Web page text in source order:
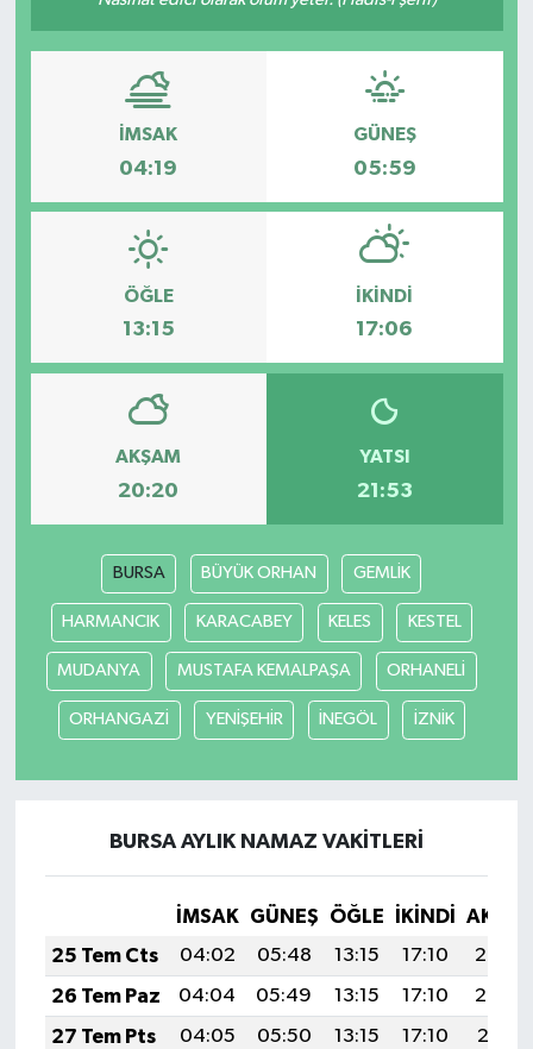
İMSAK
04:19
GÜNEŞ
05:59
ÖĞLE
13:15
İKINDI
17:06
AKŞAM
20:20
YATSI
21:53
BURSA BÜYÜK ORHAN GEMLİK
HARMANCIK KARACABEY KELES KESTEL
MUDANYA MUSTAFA KEMALPAŞA ORHANELİ
ORHANGAZİ YENİŞEHİR İNEGÖL İZNİK
BURSA AYLIK NAMAZ VAKITLERI
İMSAK GÜNEŞ ÖĞLE İKINDI
25 Tem Cts
04:02 05:48 13:15 17:10
20:33
26 Tem Paz
04:04 05:49 13:15 17:10
20:32
27 Tem Pts
04:05 05:50 13:15 17:10
20:31
İLGİNÇ HABERLER
KADIN
MAGAZİN
POLİTİKA
REKLAM
SAĞLIK
SİYASET
SPOR
TARİH
YAŞAM